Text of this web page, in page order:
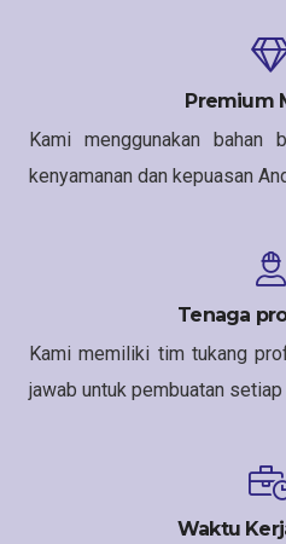
Premium
Kami menggunakan bahan
kenyamanan dan kepuasan
Tenaga
Kami memiliki tim tukang
jawab untuk pembuatan
Waktu